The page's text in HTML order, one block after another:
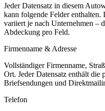
Jeder Datensatz in diesem
kann folgende Felder
variiert je nach Unternehmen –
Abdeckung pro Feld.
Firmenname & Adresse
Vollständiger Firmenname,
Ort. Jeder Datensatz enthält
Briefsendungen und
Telefon